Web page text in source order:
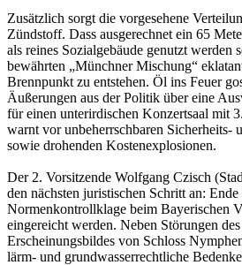
Zusätzlich sorgt die vorgesehene
Zündstoff. Dass ausgerechnet ein 65
als reines Sozialgebäude genutzt werden
bewährten „Münchner Mischung“
Brennpunkt zu entstehen. Öl ins Feuer
Äußerungen aus der Politik über eine
für einen unterirdischen Konzertsaal mit
warnt vor unbeherrschbaren Sicherheits-
sowie drohenden Kostenexplosionen.
Der 2. Vorsitzende Wolfgang Czisch
den nächsten juristischen Schritt an: Ende
Normenkontrollklage beim Bayerischen
eingereicht werden. Neben Störungen
Erscheinungsbildes von Schloss
lärm- und grundwasserrechtliche